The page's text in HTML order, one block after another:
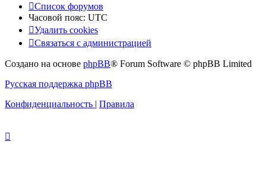
Список форумов
Часовой пояс: UTC
Удалить cookies
Связаться с администрацией
Создано на основе phpBB® Forum Software © phpBB Limited
Русская поддержка phpBB
Конфиденциальность | Правила